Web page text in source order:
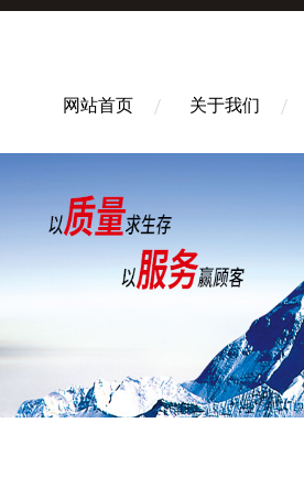
网站首页 关于我们